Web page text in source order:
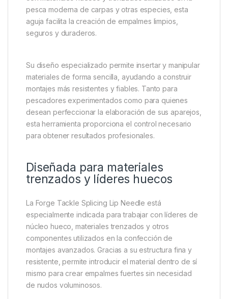
La herramienta perfecta para
crear montajes profesionales
desarrollada para ofrecer la máxima precisión en
tareas de empalme y montaje, convirtiéndose en una
herramienta indispensable para pescadores que
fabrican sus propios líderes, montajes y sistemas
terminales. Diseñada específicamente para trabajar
con materiales huecos y trenzados utilizados en la
pesca moderna de carpas y otras especies, esta
Su diseño especializado permite insertar y manipular
materiales de forma sencilla, ayudando a construir
montajes más resistentes y fiables. Tanto para
pescadores experimentados como para quienes
desean perfeccionar la elaboración de sus aparejos,
esta herramienta proporciona el control necesario
para obtener resultados profesionales.
Diseñada para materiales